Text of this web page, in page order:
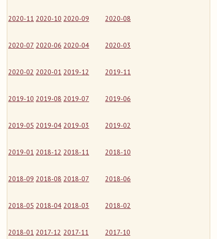
2020-11 2020-10 2020-09 2020-08
2020-07 2020-06 2020-04 2020-03
2020-02 2020-01 2019-12 2019-11
2019-10 2019-08 2019-07 2019-06
2019-05 2019-04 2019-03 2019-02
2019-01 2018-12 2018-11 2018-10
2018-09 2018-08 2018-07 2018-06
2018-05 2018-04 2018-03 2018-02
2018-01 2017-12 2017-11 2017-10